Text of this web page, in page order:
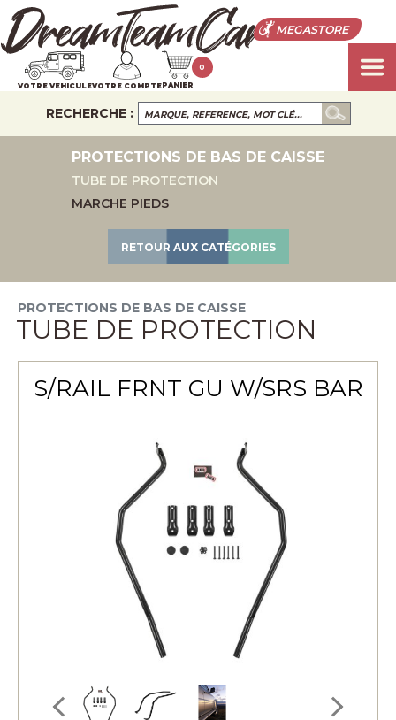
MEGASTORE
VOTRE VEHICULEVOTRE COMPTEPANIER
0
RECHERCHE :
PROTECTIONS DE BAS DE CAISSE
TUBE DE PROTECTION
MARCHE PIEDS
RETOUR AUX CATÉGORIES
PROTECTIONS DE BAS DE CAISSE
TUBE DE PROTECTION
S/RAIL FRNT GU W/SRS BAR